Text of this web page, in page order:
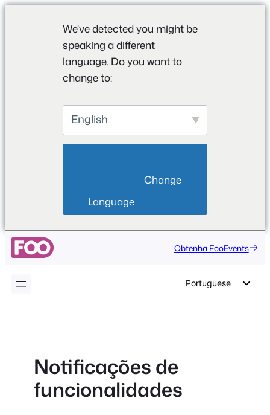
We've detected you might be
speaking a different
language. Do you want to
change to:
English
Language
Saltar
para
conteúdo
Obtenha FooEvents
Portuguese
Notificações de
funcionalidades